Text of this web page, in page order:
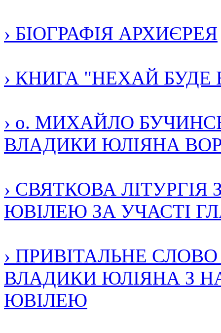
› БІОГРАФІЯ АРХИЄРЕЯ
› КНИГА "НЕХАЙ БУДЕ
› о. МИХАЙЛО
ВЛАДИКИ ЮЛІЯНА
› СВЯТКОВА ЛІТУРГІЯ
ЮВІЛЕЮ ЗА УЧАСТІ
› ПРИВІТАЛЬНЕ
ВЛАДИКИ ЮЛІЯНА З
ЮВІЛЕЮ